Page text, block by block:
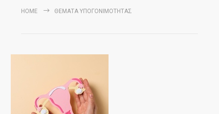
HOME ΘΕΜΑΤΑ ΥΠΟΓΟΝΙΜΟΤΗΤΑΣ